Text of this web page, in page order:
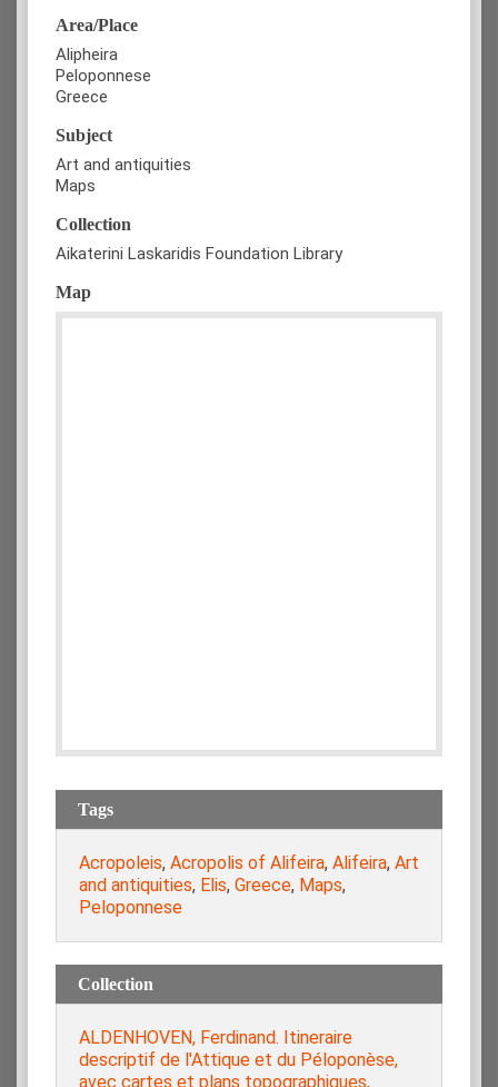
Area/Place
Alipheira
Peloponnese
Greece
Subject
Art and antiquities
Maps
Collection
Aikaterini Laskaridis Foundation Library
Map
Tags
Acropoleis, Acropolis of Alifeira, Alifeira, Art
and antiquities, Elis, Greece, Maps,
Peloponnese
Collection
ALDENHOVEN, Ferdinand. Itineraire
descriptif de l'Attique et du Péloponèse,
avec cartes et plans topographiques,